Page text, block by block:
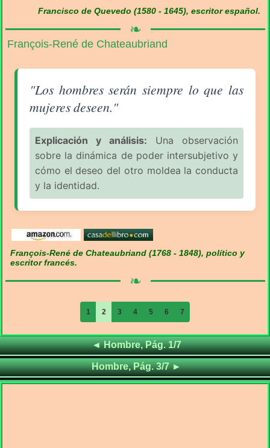
Francisco de Quevedo (1580 - 1645), escritor español.
❧
François-René de Chateaubriand
Aforismo sobre el Hombre (pág. 2/7) - François-
"Los hombres serán siempre lo que las
mujeres deseen."
Explicación y análisis: Una observación
sobre la dinámica de poder intersubjetivo y
cómo el deseo del otro moldea la conducta
y la identidad.
François-René de Chateaubriand (1768 - 1848), político y
escritor francés.
❧
1 2 3 4 5 6 7
◄Frases de
Hombre, Pág. 1/7
Frases de
Hombre, Pág. 3/7►